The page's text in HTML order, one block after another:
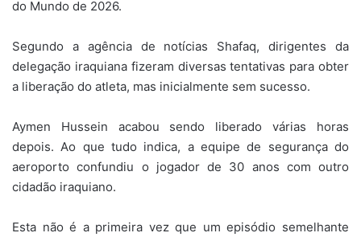
do Mundo de 2026.
Segundo a agência de notícias Shafaq, dirigentes da
delegação iraquiana fizeram diversas tentativas para obter
a liberação do atleta, mas inicialmente sem sucesso.
Aymen Hussein acabou sendo liberado várias horas
depois. Ao que tudo indica, a equipe de segurança do
aeroporto confundiu o jogador de 30 anos com outro
cidadão iraquiano.
Esta não é a primeira vez que um episódio semelhante